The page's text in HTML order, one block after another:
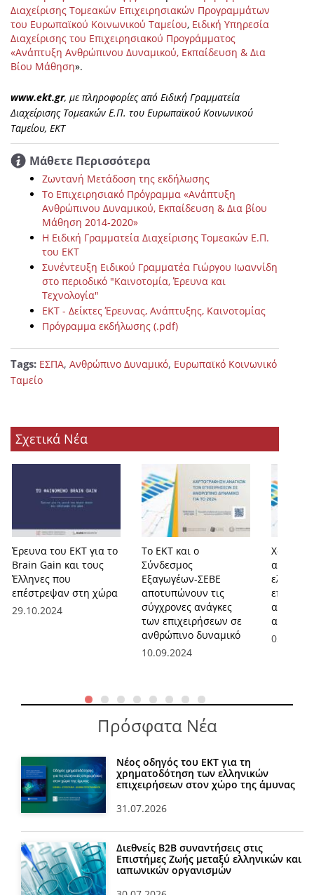
Διαχείρισης Τομεακών Επιχειρησιακών Προγραμμάτων
του Ευρωπαϊκού Κοινωνικού Ταμείου, Ειδική Υπηρεσία
Διαχείρισης του Επιχειρησιακού Προγράμματος
«Ανάπτυξη Ανθρώπινου Δυναμικού, Εκπαίδευση & Δια
Βίου Μάθηση».
www.ekt.gr, με πληροφορίες από Ειδική Γραμματεία
Διαχείρισης Τομεακών Ε.Π. του Ευρωπαϊκού Κοινωνικού
Ταμείου, ΕΚΤ
Μάθετε Περισσότερα
Ζωντανή Μετάδοση της εκδήλωσης
Το Επιχειρησιακό Πρόγραμμα «Ανάπτυξη
Ανθρώπινου Δυναμικού, Εκπαίδευση & Δια βίου
Μάθηση 2014-2020»
Η Ειδική Γραμματεία Διαχείρισης Τομεακών Ε.Π.
του ΕΚΤ
Συνέντευξη Ειδικού Γραμματέα Γιώργου Ιωαννίδη
στο περιοδικό "Καινοτομία, Έρευνα και
Τεχνολογία"
EKT - Δείκτες Έρευνας, Ανάπτυξης, Καινοτομίας
Πρόγραμμα εκδήλωσης (.pdf)
Tags: ΕΣΠΑ, Ανθρώπινο Δυναμικό, Ευρωπαϊκό Κοινωνικό
Ταμείο
Σχετικά Νέα
Έρευνα του ΕΚΤ για το
Brain Gain και τους
Έλληνες που
επέστρεψαν στη χώρα
29.10.2024
Το ΕΚΤ και ο
Σύνδεσμος
Εξαγωγέων-ΣΕΒΕ
αποτυπώνουν τις
σύγχρονες ανάγκες
των επιχειρήσεων σε
ανθρώπινο δυναμικό
10.09.2024
από ΕΚΤ
Πρόσφατα Νέα
Νέος οδηγός του ΕΚΤ για τη
χρηματοδότηση των ελληνικών
επιχειρήσεων στον χώρο της άμυνας
31.07.2026
Διεθνείς Β2Β συναντήσεις στις
Επιστήμες Ζωής μεταξύ ελληνικών και
ιαπωνικών οργανισμών